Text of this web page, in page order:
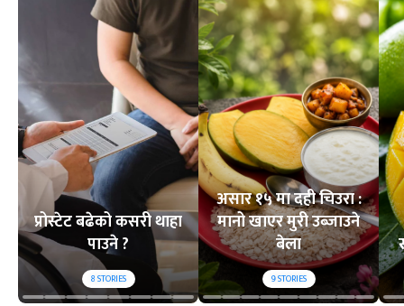
प्रोस्टेट बढेको कसरी थाहा
पाउने ?
8STORIES
असार १५ मा दही चिउरा :
मानो खाएर मुरी उब्जाउने
बेला
9STORIES